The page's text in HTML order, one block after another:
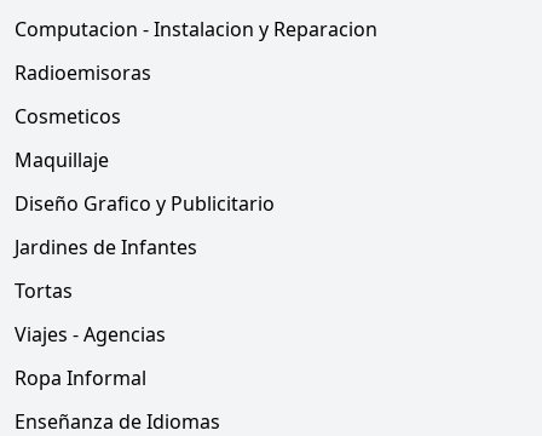
Computacion - Instalacion y Reparacion
Radioemisoras
Cosmeticos
Maquillaje
Diseño Grafico y Publicitario
Jardines de Infantes
Tortas
Viajes - Agencias
Ropa Informal
Enseñanza de Idiomas